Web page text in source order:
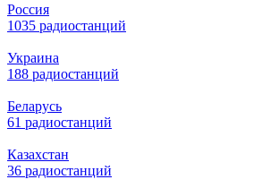
Россия
1035 радиостанций
Украина
188 радиостанций
Беларусь
61 радиостанций
Казахстан
36 радиостанций